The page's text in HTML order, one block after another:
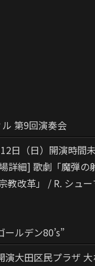
第9回演奏会
日（日）開演時間
詳細] 歌劇「魔弾の
教改革」 / R. シュ
ルデン80’s”
演大田区民プラザ